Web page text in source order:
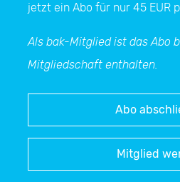
jetzt ein Abo für nur 45 EUR
Als bak-Mitglied ist das Abo
Mitgliedschaft enthalten.
Abo
Mitglied